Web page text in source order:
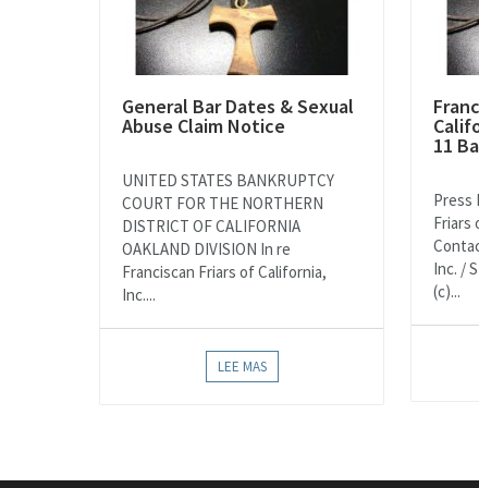
General Bar Dates & Sexual
Abuse Claim Notice
UNITED STATES BANKRUPTCY
COURT FOR THE NORTHERN
DISTRICT OF CALIFORNIA
OAKLAND DIVISION In re
Franciscan Friars of California,
Inc....
LEE MAS
11
Press
Friars
Inc. /
(c)...